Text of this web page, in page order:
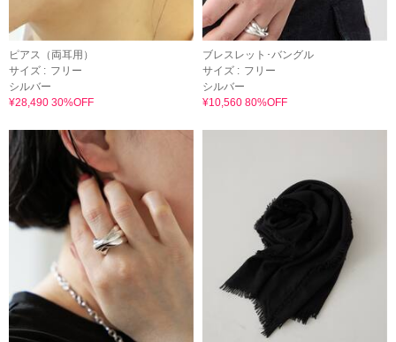
ピアス（両耳用）
サイズ : フリー
シルバー
¥28,490 30%OFF
ブレスレット･バングル
サイズ : フリー
シルバー
¥10,560 80%OFF